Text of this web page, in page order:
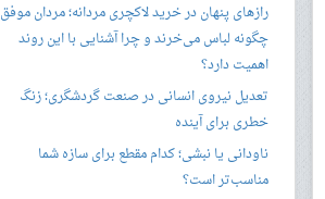
رازهای پنهان در خرید لاکچری مردانه؛ مردان موفق
چگونه لباس می‌خرند و چرا آشنایی با این روند
اهمیت دارد؟
تعدیل نیروی انسانی در صنعت گردشگری؛ زنگ
خطری برای آینده
ناودانی یا نبشی؛ کدام مقطع برای سازه شما
مناسب‌تر است؟